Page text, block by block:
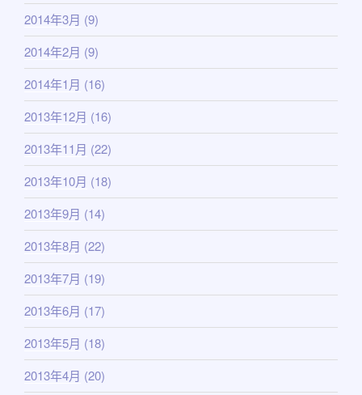
2014年3月 (9)
2014年2月 (9)
2014年1月 (16)
2013年12月 (16)
2013年11月 (22)
2013年10月 (18)
2013年9月 (14)
2013年8月 (22)
2013年7月 (19)
2013年6月 (17)
2013年5月 (18)
2013年4月 (20)